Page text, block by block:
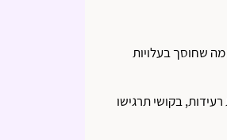
הצורך רק 7.2 וואט, מה שחוסך בעלויות
בקושי תרגישו